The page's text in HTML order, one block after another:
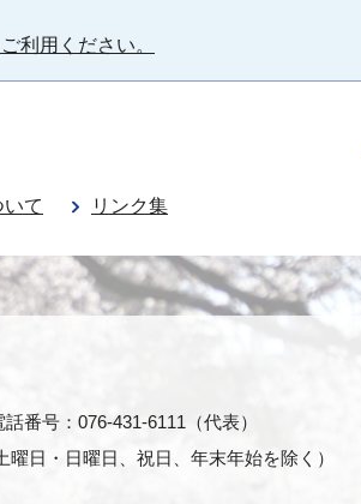
利用ください。
て リンク集
番号：076-431-6111（代表）
日・日曜日、祝日、年末年始を除く）